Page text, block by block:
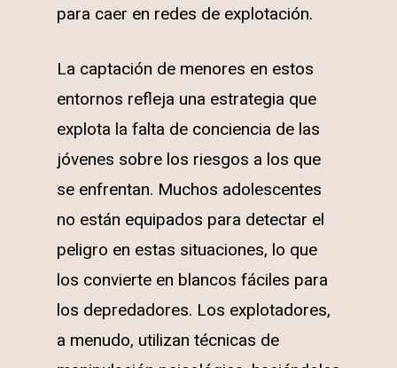
para caer en redes de explotación.
La captación de menores en estos
entornos refleja una estrategia que
explota la falta de conciencia de las
jóvenes sobre los riesgos a los que
se enfrentan. Muchos adolescentes
no están equipados para detectar el
peligro en estas situaciones, lo que
los convierte en blancos fáciles para
los depredadores. Los explotadores,
a menudo, utilizan técnicas de